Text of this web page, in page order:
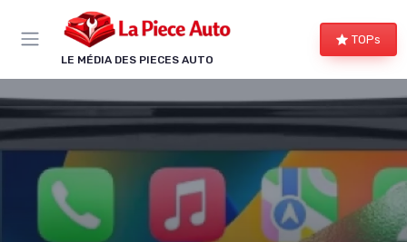
LE MÉDIA DES PIECES AUTO
TOPs
Panneau de gestion des cookies